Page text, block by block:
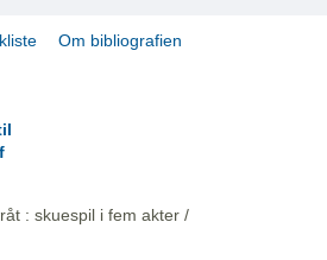
Om bibliografien
: skuespil i fem akter /